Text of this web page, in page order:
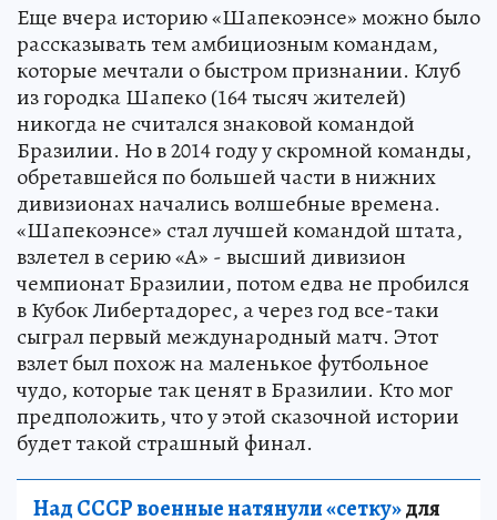
Еще вчера историю «Шапекоэнсе» можно было
рассказывать тем амбициозным командам,
которые мечтали о быстром признании. Клуб
из городка Шапеко (164 тысяч жителей)
никогда не считался знаковой командой
Бразилии. Но в 2014 году у скромной команды,
обретавшейся по большей части в нижних
дивизионах начались волшебные времена.
«Шапекоэнсе» стал лучшей командой штата,
взлетел в серию «А» - высший дивизион
чемпионат Бразилии, потом едва не пробился
в Кубок Либертадорес, а через год все-таки
сыграл первый международный матч. Этот
взлет был похож на маленькое футбольное
чудо, которые так ценят в Бразилии. Кто мог
предположить, что у этой сказочной истории
будет такой страшный финал.
Над СССР военные натянули «сетку»для